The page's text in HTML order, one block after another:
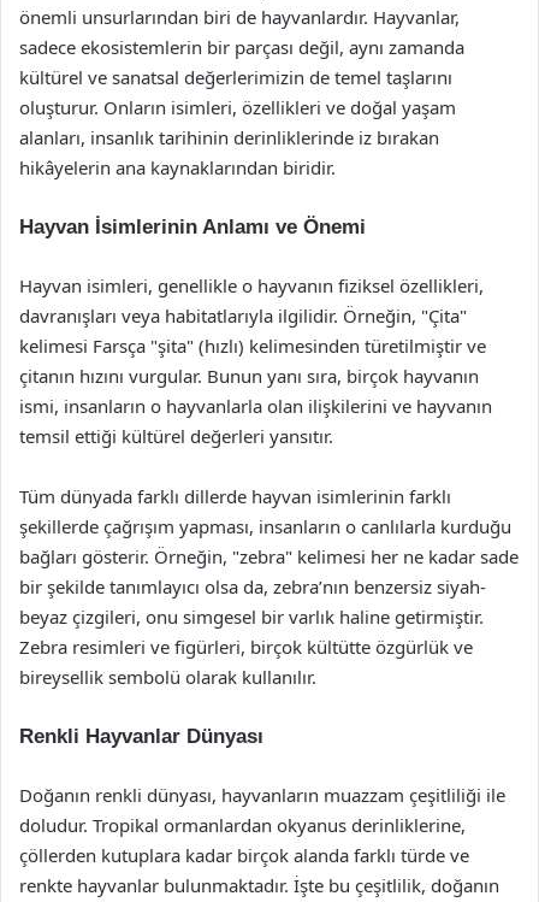
önemli unsurlarından biri de hayvanlardır. Hayvanlar,
sadece ekosistemlerin bir parçası değil, aynı zamanda
kültürel ve sanatsal değerlerimizin de temel taşlarını
oluşturur. Onların isimleri, özellikleri ve doğal yaşam
alanları, insanlık tarihinin derinliklerinde iz bırakan
hikâyelerin ana kaynaklarından biridir.
Hayvan İsimlerinin Anlamı ve Önemi
Hayvan isimleri, genellikle o hayvanın fiziksel özellikleri,
davranışları veya habitatlarıyla ilgilidir. Örneğin, "Çita"
kelimesi Farsça "şita" (hızlı) kelimesinden türetilmiştir ve
çitanın hızını vurgular. Bunun yanı sıra, birçok hayvanın
ismi, insanların o hayvanlarla olan ilişkilerini ve hayvanın
temsil ettiği kültürel değerleri yansıtır.
Tüm dünyada farklı dillerde hayvan isimlerinin farklı
şekillerde çağrışım yapması, insanların o canlılarla kurduğu
bağları gösterir. Örneğin, "zebra" kelimesi her ne kadar sade
bir şekilde tanımlayıcı olsa da, zebra’nın benzersiz siyah-
beyaz çizgileri, onu simgesel bir varlık haline getirmiştir.
Zebra resimleri ve figürleri, birçok kültütte özgürlük ve
bireysellik sembolü olarak kullanılır.
Renkli Hayvanlar Dünyası
Doğanın renkli dünyası, hayvanların muazzam çeşitliliği ile
doludur. Tropikal ormanlardan okyanus derinliklerine,
çöllerden kutuplara kadar birçok alanda farklı türde ve
renkte hayvanlar bulunmaktadır. İşte bu çeşitlilik, doğanın